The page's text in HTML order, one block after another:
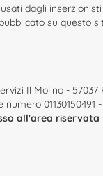
dagli
su questo
Il Molino - 57037
01130150491
all'area riservata